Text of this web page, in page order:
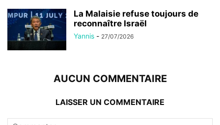
La Malaisie refuse toujours de
reconnaître Israël
Yannis - 27/07/2026
AUCUN COMMENTAIRE
LAISSER UN COMMENTAIRE